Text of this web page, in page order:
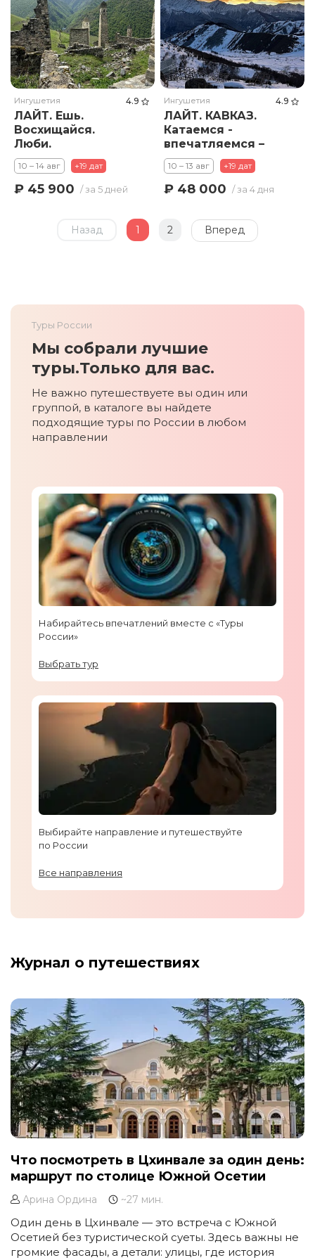
Ингушетия 4.9
ЛАЙТ. Ешь.
Восхищайся.
Люби.
Путешествие по
Кавказу.
10 – 14 авг +19 дат
₽ 45 900 / за 5 дней
Ингушетия 4.9
ЛАЙТ. КАВКАЗ.
Катаемся -
впечатляемся –
объедаемся!
10 – 13 авг +19 дат
₽ 48 000 / за 4 дня
Назад 1 2 Вперед
Туры России
Мы собрали лучшие
туры.Только для вас.
Не важно путешествуете вы один или
группой, в каталоге вы найдете
подходящие туры по России в любом
направлении
Набирайтесь впечатлений вместе с «Туры
России»
Выбрать тур
Выбирайте направление и путешествуйте
по России
Все направления
Журнал о путешествиях
Что посмотреть в Цхинвале за один день:
маршрут по столице Южной Осетии
Арина Ордина ~27 мин.
Один день в Цхинвале — это встреча с Южной
Осетией без туристической суеты. Здесь важны не
громкие фасады, а детали: улицы, где история